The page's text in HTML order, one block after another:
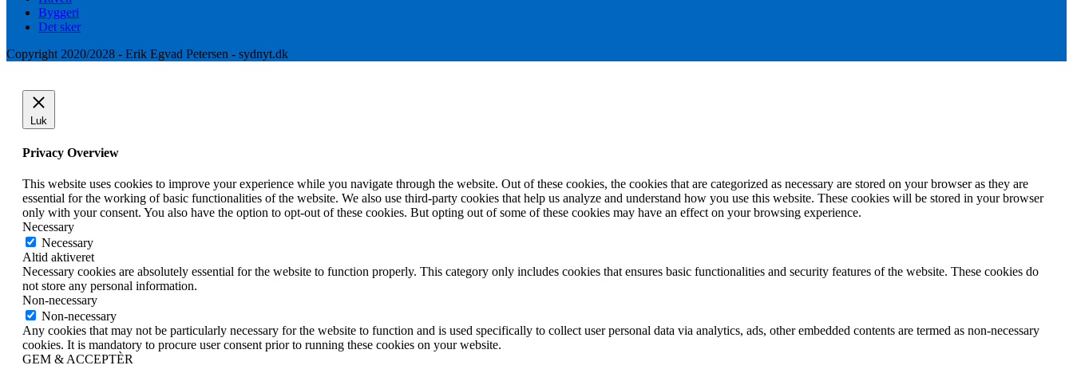
Byggeri
Det sker
Copyright 2020/2028 - Erik Egvad Petersen - sydnyt.dk
Luk
Privacy Overview
This website uses cookies to improve your experience while you navigate through the website. Out of these cookies, the cookies that are categorized as necessary are stored on your browser as they are
essential for the working of basic functionalities of the website. We also use third-party cookies that help us analyze and understand how you use this website. These cookies will be stored in your browser
only with your consent. You also have the option to opt-out of these cookies. But opting out of some of these cookies may have an effect on your browsing experience.
Necessary
Necessary
Altid aktiveret
Necessary cookies are absolutely essential for the website to function properly. This category only includes cookies that ensures basic functionalities and security features of the website. These cookies do
not store any personal information.
Non-necessary
Non-necessary
Any cookies that may not be particularly necessary for the website to function and is used specifically to collect user personal data via analytics, ads, other embedded contents are termed as non-necessary
cookies. It is mandatory to procure user consent prior to running these cookies on your website.
GEM & ACCEPTÈR